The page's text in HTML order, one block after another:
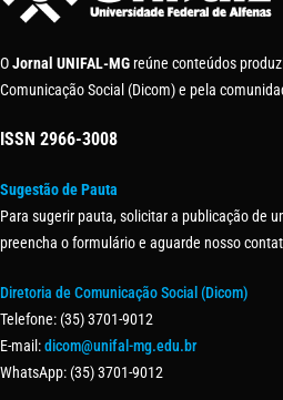
OJornal UNIFAL-MG reúne conteúdos
Comunicação Social (Dicom) e pela
ISSN 2966-3008
Sugestão de Pauta
Para sugerir pauta, solicitar a publicação de
preencha o formulário e aguarde nosso
Diretoria de Comunicação Social (Dicom)
Telefone: (35) 3701-9012
E-mail:dicom@unifal-mg.edu.br
WhatsApp: (35) 3701-9012